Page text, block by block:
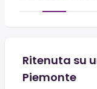
Ritenuta su
Piemonte